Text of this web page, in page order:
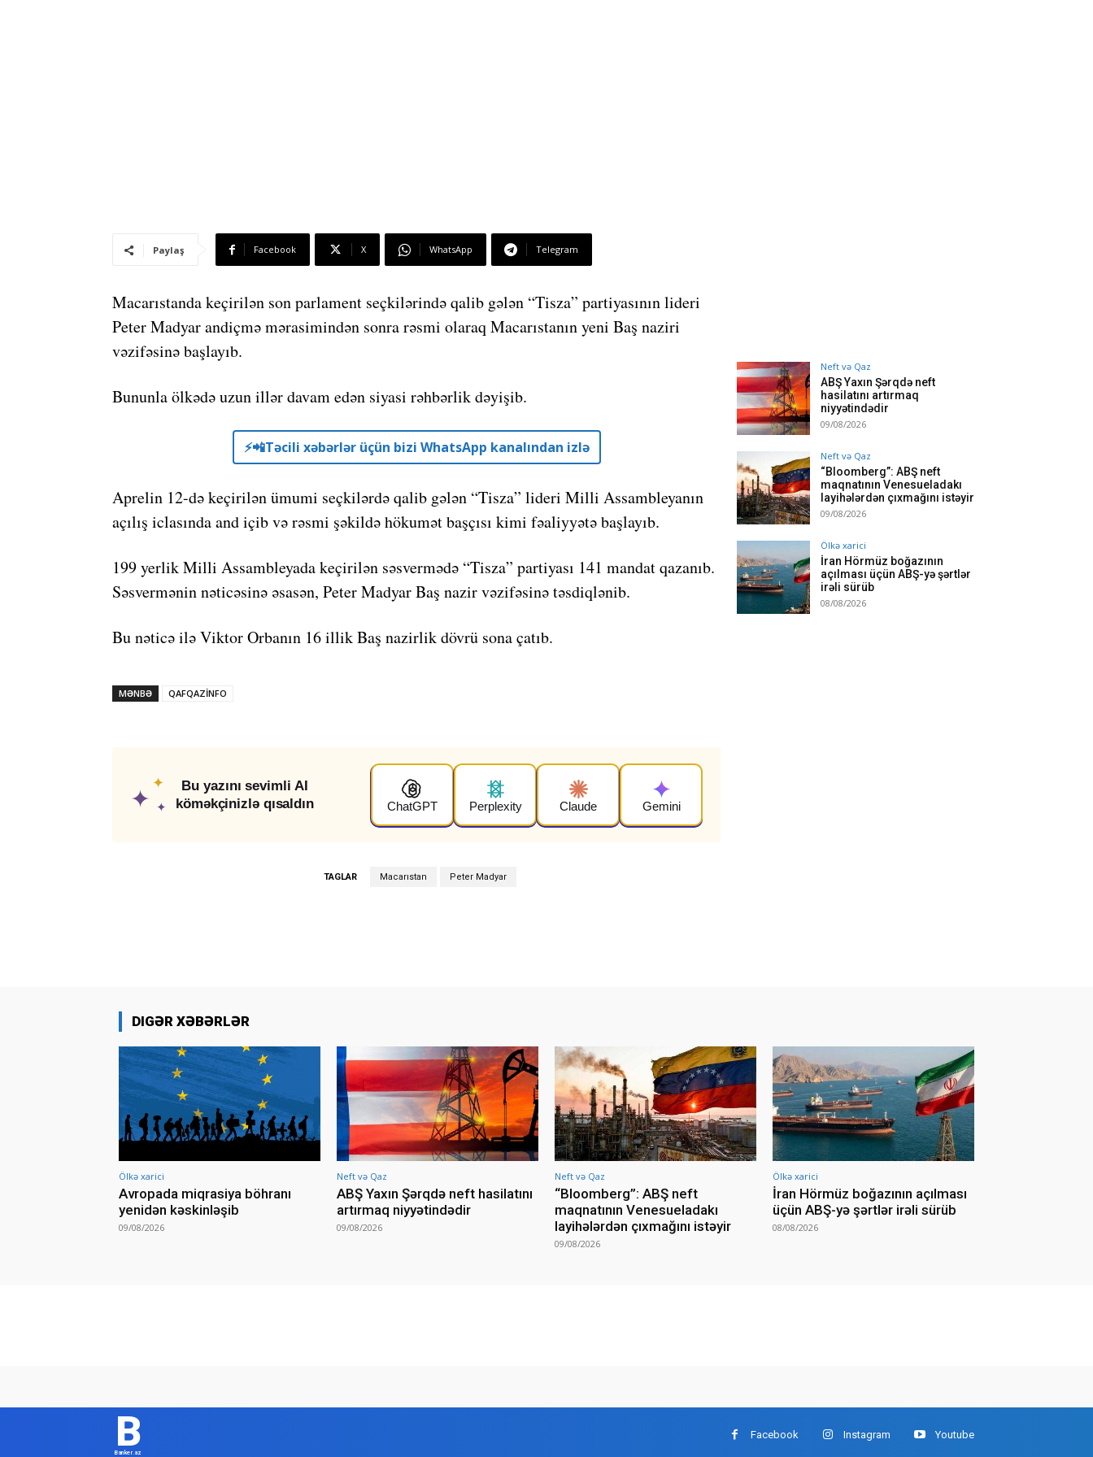
Paylaş Facebook X WhatsApp Telegram
Macarıstanda keçirilən son parlament seçkilərində qalib gələn “Tisza” partiyasının lideri
Peter Madyar andiçmə mərasimindən sonra rəsmi olaraq Macarıstanın yeni Baş naziri
vəzifəsinə başlayıb.
Bununla ölkədə uzun illər davam edən siyasi rəhbərlik dəyişib.
⚡️📲Təcili xəbərlər üçün bizi WhatsApp kanalından izlə
Aprelin 12-də keçirilən ümumi seçkilərdə qalib gələn “Tisza” lideri Milli Assambleyanın
açılış iclasında and içib və rəsmi şəkildə hökumət başçısı kimi fəaliyyətə başlayıb.
199 yerlik Milli Assambleyada keçirilən səsvermədə “Tisza” partiyası 141 mandat qazanıb.
Səsvermənin nəticəsinə əsasən, Peter Madyar Baş nazir vəzifəsinə təsdiqlənib.
Bu nəticə ilə Viktor Orbanın 16 illik Baş nazirlik dövrü sona çatıb.
MƏNBƏ QAFQAZİNFO
✦
✦
✦
Bu yazını sevimli AI
köməkçinizlə qısaldın
ChatGPT Perplexity Claude Gemini
TAGLAR Macarıstan Peter Madyar
Neft və Qaz
ABŞ Yaxın Şərqdə neft
hasilatını artırmaq
niyyətindədir
09/08/2026
Neft və Qaz
“Bloomberg”: ABŞ neft
maqnatının Venesueladakı
layihələrdən çıxmağını istəyir
09/08/2026
Ölkə xarici
İran Hörmüz boğazının
açılması üçün ABŞ-yə şərtlər
irəli sürüb
08/08/2026
DIGƏR XƏBƏRLƏR
Ölkə xarici
Avropada miqrasiya böhranı
yenidən kəskinləşib
09/08/2026
Neft və Qaz
ABŞ Yaxın Şərqdə neft hasilatını
artırmaq niyyətindədir
09/08/2026
Neft və Qaz
“Bloomberg”: ABŞ neft
maqnatının Venesueladakı
layihələrdən çıxmağını istəyir
09/08/2026
Ölkə xarici
İran Hörmüz boğazının açılması
üçün ABŞ-yə şərtlər irəli sürüb
08/08/2026
B
Banker.az
Facebook Instagram Youtube